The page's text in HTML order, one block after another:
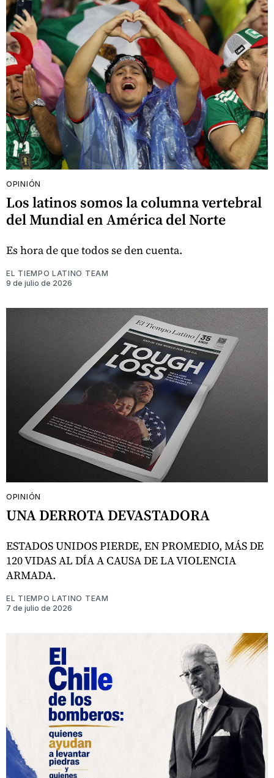
OPINIÓN
Los latinos somos la columna vertebral
del Mundial en América del Norte
Es hora de que todos se den cuenta.
EL TIEMPO LATINO TEAM
9 de julio de 2026
OPINIÓN
UNA DERROTA DEVASTADORA
ESTADOS UNIDOS PIERDE, EN PROMEDIO, MÁS DE
120 VIDAS AL DÍA A CAUSA DE LA VIOLENCIA
ARMADA.
EL TIEMPO LATINO TEAM
7 de julio de 2026